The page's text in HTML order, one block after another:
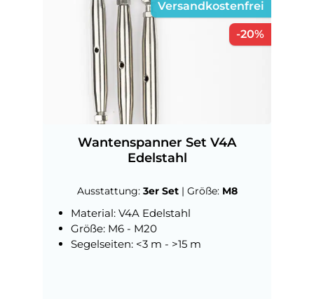
Versandkostenfrei
-20%Rabatt
Wantenspanner Set V4A
Edelstahl
Ausstattung: 3er Set | Größe: M8
Material: V4A Edelstahl
Größe: M6 - M20
Segelseiten: <3 m - >15 m